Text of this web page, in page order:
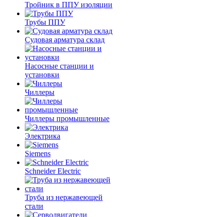
Тройник в ППУ изоляции
Трубы ППУ
Судовая арматура склад
Насосные станции и
установки
Чиллеры
Чиллеры промышленные
Электрика
Siemens
Schneider Electric
Труба из нержавеющей
стали